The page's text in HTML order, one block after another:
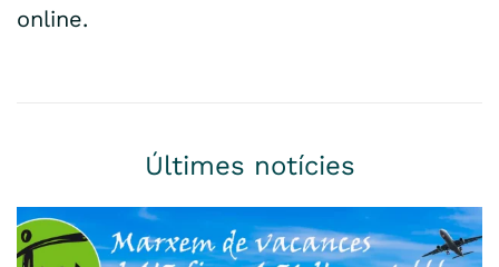
online.
Últimes notícies